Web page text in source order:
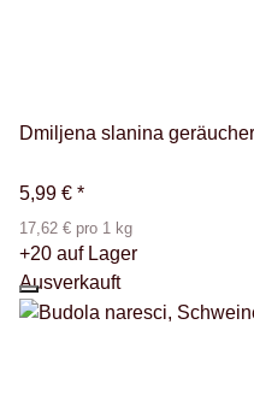
Dmiljena slanina
5,99 € *
17,62 € pro 1 kg
+20 auf Lager
Ausverkauft